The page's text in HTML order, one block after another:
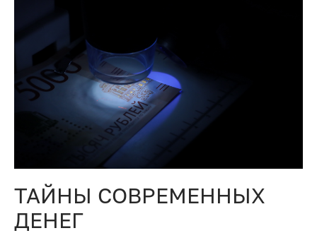
ТАЙНЫ СОВРЕМЕННЫХ
ДЕНЕГ